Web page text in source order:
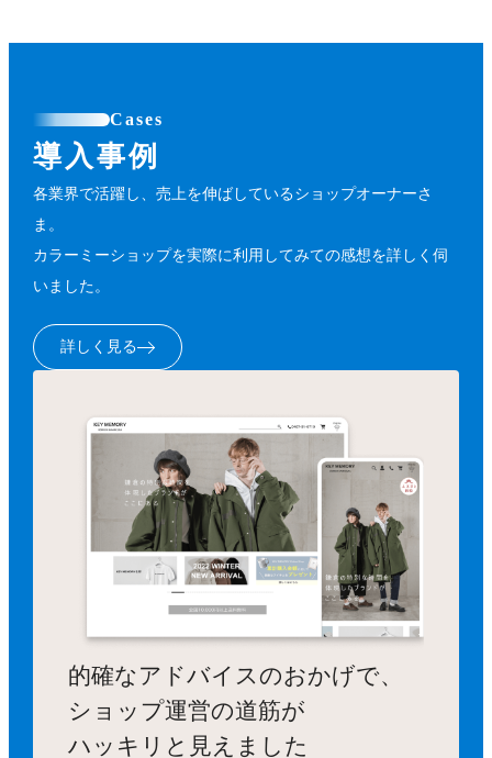
Cases
導入事例
各業界で活躍し、売上を伸ばしているショップオーナーさ
ま。
カラーミーショップを実際に利用してみての感想を詳しく伺
いました。
詳しく見る
的確なアドバイスのおかげで、
ショップ運営の道筋が
ハッキリと見えました